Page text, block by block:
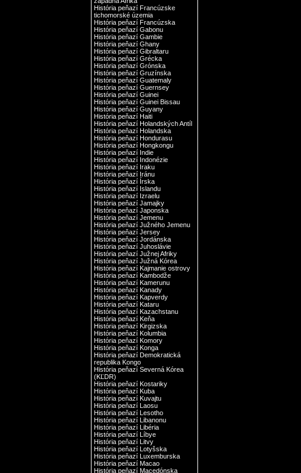
História peňazí Francúzske
tichomorské územia
História peňazí Francúzska
História peňazí Gabonu
História peňazí Gambie
História peňazí Ghany
História peňazí Gibraltaru
História peňazí Grécka
História peňazí Grónska
História peňazí Gruzínska
História peňazí Guatemaly
História peňazí Guernsey
História peňazí Guinei
História peňazí Guinei Bissau
História peňazí Guyany
História peňazí Haiti
História peňazí Holandských Antíl
História peňazí Holandska
História peňazí Hondurasu
História peňazí Hongkongu
História peňazí Indie
História peňazí Indonézie
História peňazí Iraku
História peňazí Iránu
História peňazí Írska
História peňazí Islandu
História peňazí Izraelu
História peňazí Jamajky
História peňazí Japonska
História peňazí Jemenu
História peňazí Južného Jemenu
História peňazí Jersey
História peňazí Jordánska
História peňazí Juhoslávie
História peňazí Južnej Afriky
História peňazí Južná Kórea
História peňazí Kajmanie ostrovy
História peňazí Kambodže
História peňazí Kamerunu
História peňazí Kanady
História peňazí Kapverdy
História peňazí Kataru
História peňazí Kazachstanu
História peňazí Keňa
História peňazí Kirgizska
História peňazí Kolumbia
História peňazí Komory
História peňazí Konga
História peňazí Demokratická
republika Kongo
História peňazí Severná Kórea
(KĽDR)
História peňazí Kostariky
História peňazí Kuba
História peňazí Kuvajtu
História peňazí Laosu
História peňazí Lesotho
História peňazí Libanonu
História peňazí Libéria
História peňazí Líbye
História peňazí Litvy
História peňazí Lotyšska
História peňazí Luxemburska
História peňazí Macao
História peňazí Macedónska